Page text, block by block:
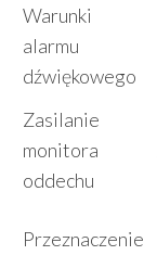
Warunki
alarmu
dźwiękowego
Zasilanie
monitora
oddechu
Przeznaczenie